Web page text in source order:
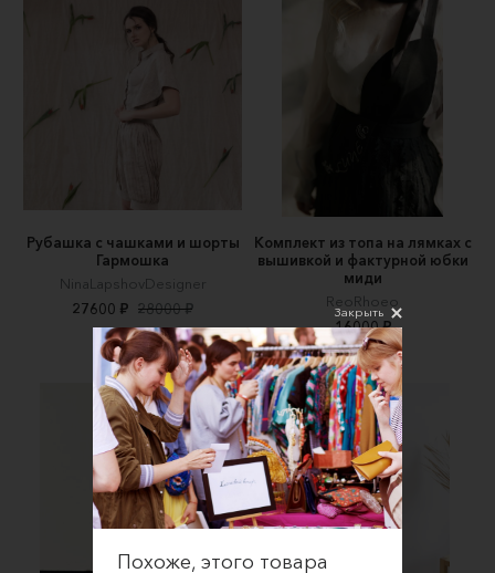
Рубашка с чашками и шорты
Гармошка
NinaLapshovDesigner
27600 ₽ 28000 ₽
Комплект из топа на лямках с
вышивкой и фактурной юбки
миди
ReoRhoeo
16000 ₽
Закрыть
Похоже, этого товара